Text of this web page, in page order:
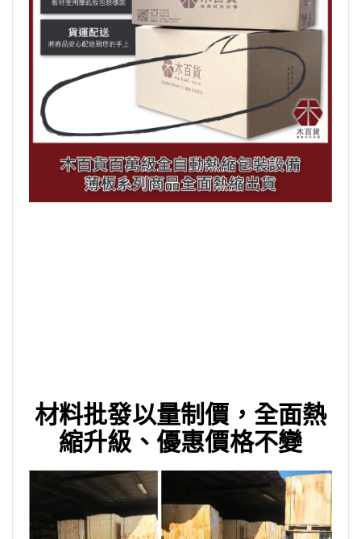
材料批發以量制價，全面熱
縮升級、優惠價格不變